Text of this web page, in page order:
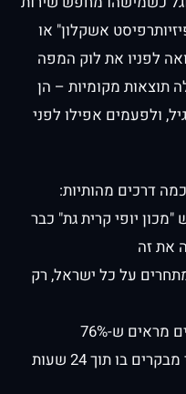
אשקלון" או
לפניו את לוק המפה
תוצאות מקומיות – הן
ולפעמים אפילו לפני
יופי קרית גת" כבר
את זה
על כל ישראל, רק
– הקרבה לרכישה גבוהה – מחקרים מראים ש-76%
בו תוך 24 שעות